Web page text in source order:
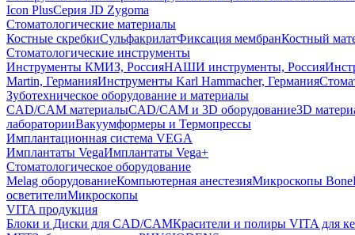
Icon PlusСерия JD Zygoma
Стоматологические материалы
Костные скребкиСульфакрилатФиксация мембранКостный
Стоматологические инструменты
Инструменты КМИЗ, РоссияНАШИ инструменты, Россия
Martin, ГерманияИнструменты Karl Hammacher, Германия
Зуботехническое оборудование и материалы
CAD/CAM материалыCAD/CAM и 3D оборудование3D
лабораторииВакуумформеры и Термопрессы
Имплантационная система VEGA
Имплантаты VegaИмплантаты Vega+
Стоматологическое оборудование
Melag оборудованиеКомпьютерная анестезияМикроскопы
осветителиМикроскопы
VITA продукция
Блоки и Диски для CAD/CAMКрасители и полиры VITA для